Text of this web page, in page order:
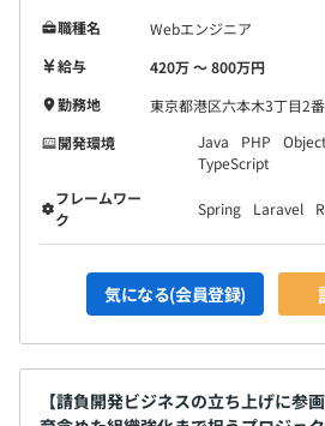
職種名
Webエンジニア
給与
420万 〜 800万円
勤務地
東京都港区六本木3丁目2
開発環境
Java PHP
TypeScript
フレームワー
ク
Spring Laravel
気になる(会員登録)
【請負開発ビジネスの立ち上げに参